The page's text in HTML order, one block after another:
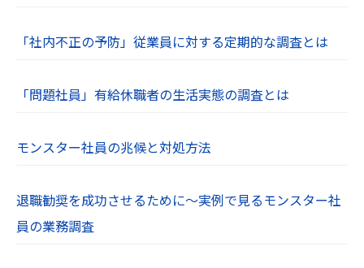
「社内不正の予防」従業員に対する定期的な調査とは
「問題社員」有給休職者の生活実態の調査とは
モンスター社員の兆候と対処方法
退職勧奨を成功させるために～実例で見るモンスター社
員の業務調査